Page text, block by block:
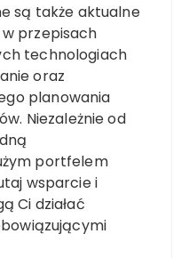
są także aktualne
przepisach
technologiach
oraz
planowania
Niezależnie od
portfelem
wsparcie i
Ci działać